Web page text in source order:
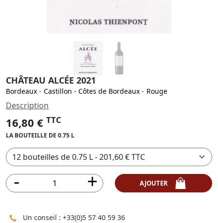
CHÂTEAU ALCÉE 2021
Bordeaux - Castillon - Côtes de Bordeaux - Rouge
Description
16,80 € TTC
LA BOUTEILLE DE 0.75 L
Un conseil : +33(0)5 57 40 59 36